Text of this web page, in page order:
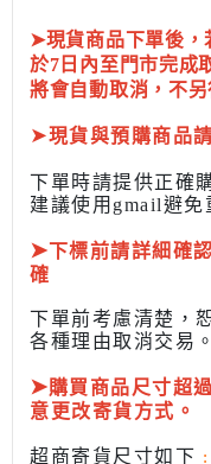
➤現貨商品下單後，
於7日內至門市完成
將會自動取消，不另
➤現貨與預購商品
下單時請提供正確
建議使用gmail避
➤下標前請詳細確
確
下單前考慮清楚，
各種理由取消交易。
➤購買商品尺寸超
意更改寄貨方式。
超商寄貨尺寸如下 :